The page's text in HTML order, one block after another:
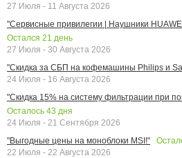
27 Июля - 11 Августа 2026
"Сервисные привилегии | Наушники
Остался 21 день
27 Июля - 30 Августа 2026
"Скидка за СБП на кофемашины Philips и
24 Июля - 16 Августа 2026
"Скидка 15% на систему фильтрации при
Осталось 43 дня
24 Июля - 21 Сентября 2026
"Выгодные цены на моноблоки MSI!"
22 Июля - 22 Августа 2026